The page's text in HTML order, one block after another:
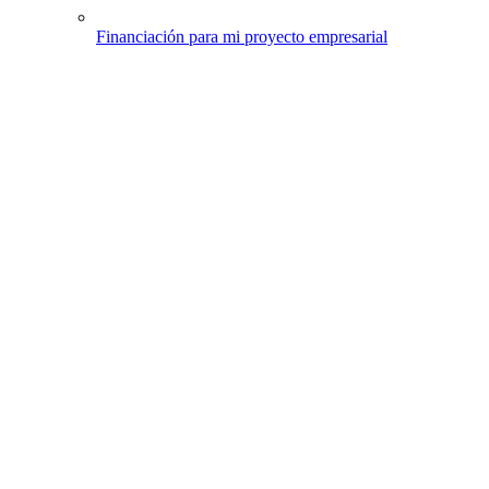
Financiación para mi proyecto empresarial